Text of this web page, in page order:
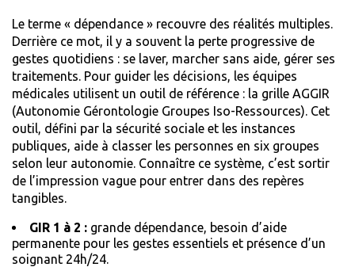
Le terme « dépendance » recouvre des réalités multiples.
Derrière ce mot, il y a souvent la perte progressive de
gestes quotidiens : se laver, marcher sans aide, gérer ses
traitements. Pour guider les décisions, les équipes
médicales utilisent un outil de référence : la grille AGGIR
(Autonomie Gérontologie Groupes Iso-Ressources). Cet
outil, défini par la sécurité sociale et les instances
publiques, aide à classer les personnes en six groupes
selon leur autonomie. Connaître ce système, c’est sortir
de l’impression vague pour entrer dans des repères
tangibles.
GIR 1 à 2 : grande dépendance, besoin d’aide
permanente pour les gestes essentiels et présence d’un
soignant 24h/24.